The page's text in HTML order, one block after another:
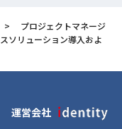
プロジェクトマネージ
ソリューション導入およ
運営会社